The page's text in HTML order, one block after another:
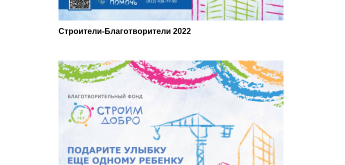
Строители-Благотворители 2022